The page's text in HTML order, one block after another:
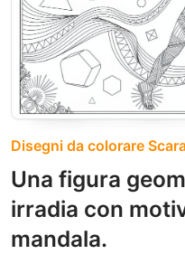
Disegni da colorare
Una figura
irradia con
mandala.